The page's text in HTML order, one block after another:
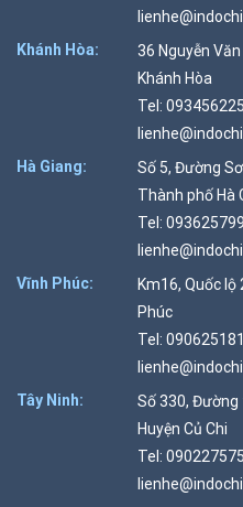
Khánh Hòa:
36 Nguyễn
Khánh Hòa
Tel:
Hà Giang:
Số 5, Đường
Thành phố Hà
Tel:
Vĩnh Phúc:
Km16, Quốc lộ
Phúc
Tel:
Tây Ninh:
Số 330, Đường
Huyện Củ Chi
Tel: